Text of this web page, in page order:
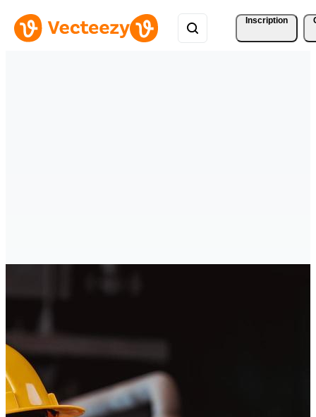
Inscription